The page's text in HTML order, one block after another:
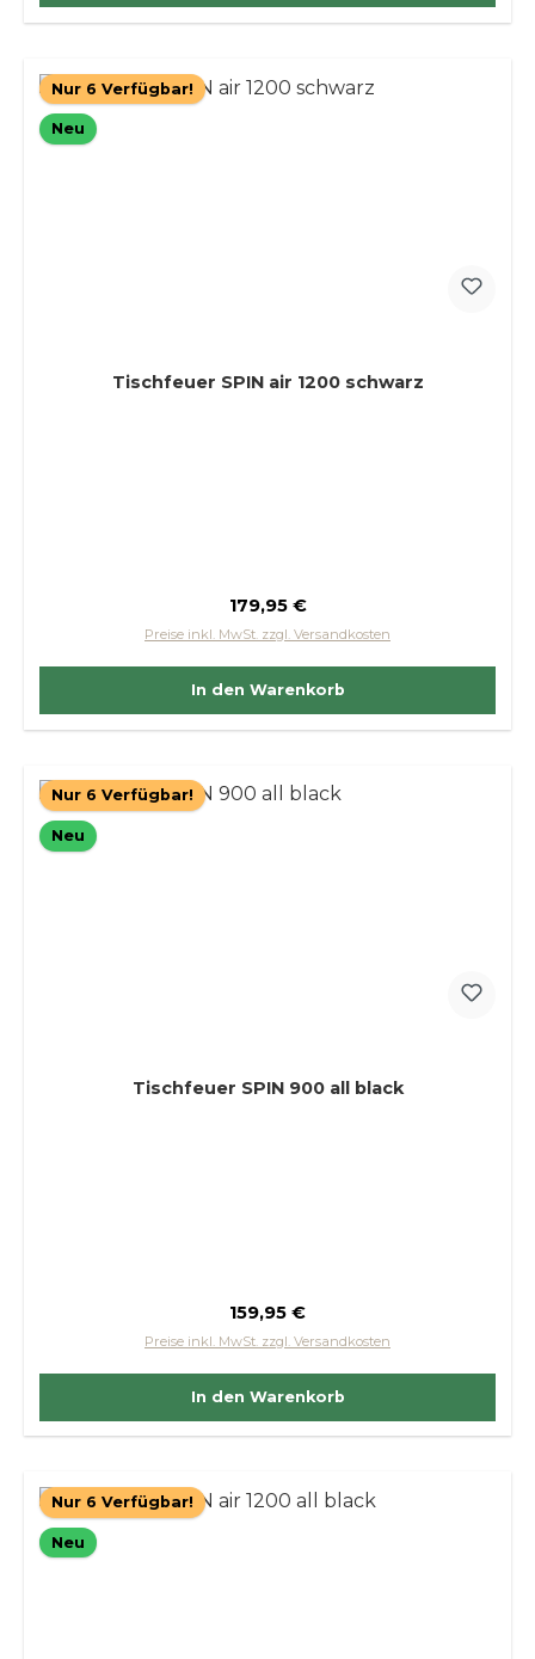
Nur 6 Verfügbar!
Neu
Tischfeuer SPIN air 1200 schwarz
Regulärer Preis:
179,95 €
Preise inkl. MwSt. zzgl. Versandkosten
In den Warenkorb
Nur 6 Verfügbar!
Neu
Tischfeuer SPIN 900 all black
Regulärer Preis:
159,95 €
Preise inkl. MwSt. zzgl. Versandkosten
In den Warenkorb
Nur 6 Verfügbar!
Neu